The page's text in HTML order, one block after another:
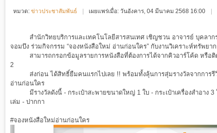
หมวด: ข่าวประชาสัมพันธ์ เผยแพร่เมื่อ: วันอังคาร, 04 มีนาคม 2568 16:00
สำนักวิทยบริการและเทคโนโลยีสารสนเทศ เชิญชวน อาจารย์ บุคลาก
จอมบึง ร่วมกิจกรรม “จองหนังสือใหม่ อ่านก่อนใคร” กับงานวิเคราะห์ทรัพยา
สามารถกรอกข้อมูลรายการหนังสือที่ต้องการได้จากคิวอาร์โค้ด หรือติ
2
ส่งก่อน ได้สิทธิ์ยืมคนแรกไปเลย !! พร้อมทั้งลุ้นการสุ่มรางวัลจากการรี
อ่านก่อนใคร
มีรางวัลดังนี้ - กระเป๋าสะพายขนาดใหญ่ 1 ใบ - กระเป๋าเครื่องสำอาง 3
เล่ม - ปากกา
#จองหนังสือใหม่อ่านก่อนใคร